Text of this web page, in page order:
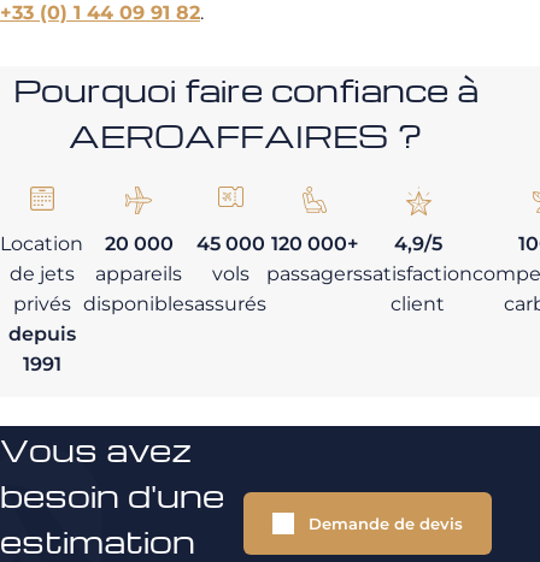
+33 (0) 1 44 09 91 82.
Pourquoi faire confiance à
AEROAFFAIRES ?
Location
de jets
privés
depuis
1991
20 000
appareils
disponibles
45 000
vols
assurés
120 000+
passagers
4,9/5
satisfaction
client
Vous avez
besoin d'une
estimation
Demande de devis